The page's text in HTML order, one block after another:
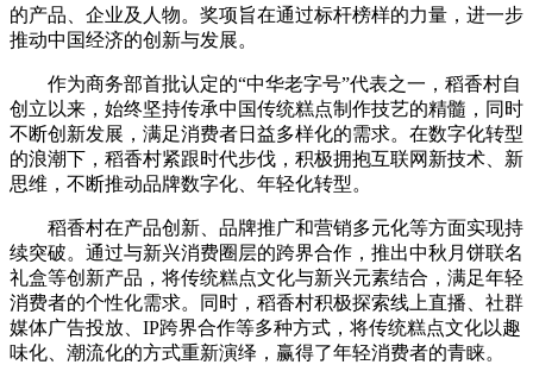
的产品、企业及人物。奖项旨在通过标杆榜样的力量，进一步
推动中国经济的创新与发展。
作为商务部首批认定的“中华老字号”代表之一，稻香村自
创立以来，始终坚持传承中国传统糕点制作技艺的精髓，同时
不断创新发展，满足消费者日益多样化的需求。在数字化转型
的浪潮下，稻香村紧跟时代步伐，积极拥抱互联网新技术、新
思维，不断推动品牌数字化、年轻化转型。
稻香村在产品创新、品牌推广和营销多元化等方面实现持
续突破。通过与新兴消费圈层的跨界合作，推出中秋月饼联名
礼盒等创新产品，将传统糕点文化与新兴元素结合，满足年轻
消费者的个性化需求。同时，稻香村积极探索线上直播、社群
媒体广告投放、IP跨界合作等多种方式，将传统糕点文化以趣
味化、潮流化的方式重新演绎，赢得了年轻消费者的青睐。